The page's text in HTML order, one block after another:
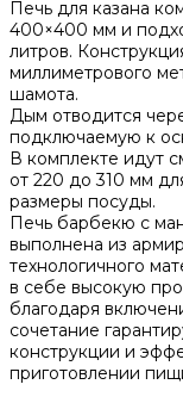
Печь для казана
400×400 мм и
литров.
миллиметрового
шамота.
Дым отводится
подключаемую к
В комплекте идут
от 220 до 310 мм
размеры посуды.
Печь барбекю с
выполнена из
технологичного
в себе высокую
благодаря
сочетание
конструкции и
приготовлении